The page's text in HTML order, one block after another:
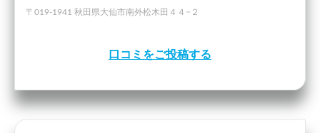
〒019-1941 秋田県大仙市南外松木田４４−２
口コミをご投稿する